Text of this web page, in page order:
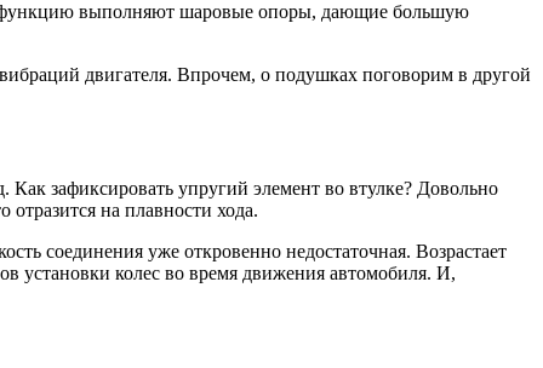
функцию выполняют шаровые опоры, дающие большую
двигателя. Впрочем, о подушках поговорим в другой
Как зафиксировать упругий элемент во втулке? Довольно
на плавности хода.
соединения уже откровенно недостаточная. Возрастает
установки колес во время движения автомобиля. И,